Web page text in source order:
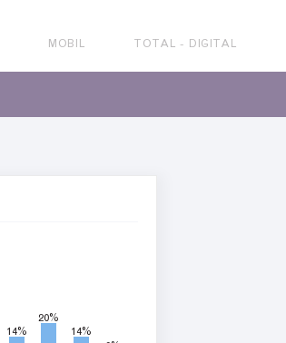
MOBIL TOTAL - DIGITAL
14%
14%
20%
20%
14%
14%